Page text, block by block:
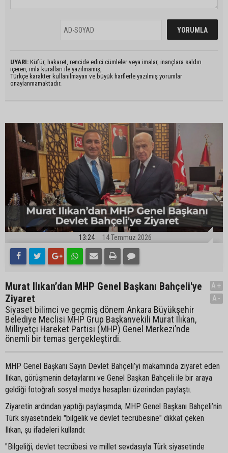
UYARI: Küfür, hakaret, rencide edici cümleler veya imalar, inançlara saldırı
içeren, imla kuralları ile yazılmamış,
Türkçe karakter kullanılmayan ve büyük harflerle yazılmış yorumlar
onaylanmamaktadır.
13:24 14 Temmuz 2026
Murat Ilıkan’dan MHP Genel Başkanı Bahçeli'ye
Ziyaret
Siyaset bilimci ve geçmiş dönem Ankara Büyükşehir
Belediye Meclisi MHP Grup Başkanvekili Murat Ilıkan,
Milliyetçi Hareket Partisi (MHP) Genel Merkezi’nde
önemli bir temas gerçekleştirdi.
A+
A-
MHP Genel Başkanı Sayın Devlet Bahçeli’yi makamında ziyaret eden
Ilıkan, görüşmenin detaylarını ve Genel Başkan Bahçeli ile bir araya
geldiği fotoğrafı sosyal medya hesapları üzerinden paylaştı.
Ziyaretin ardından yaptığı paylaşımda, MHP Genel Başkanı Bahçeli’nin
Türk siyasetindeki "bilgelik ve devlet tecrübesine" dikkat çeken
Ilıkan, şu ifadeleri kullandı:
"Bilgeliği, devlet tecrübesi ve millet sevdasıyla Türk siyasetinde